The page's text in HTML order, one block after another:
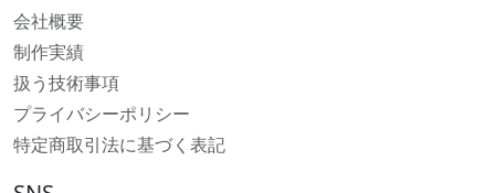
会社概要
制作実績
扱う技術事項
プライバシーポリシー
特定商取引法に基づく表記